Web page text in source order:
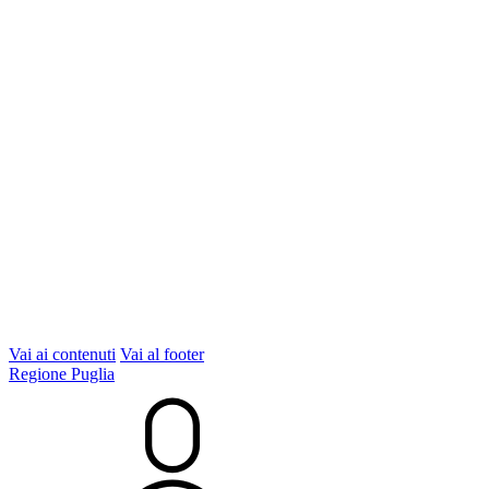
Vai ai contenuti Vai al footer
Regione Puglia